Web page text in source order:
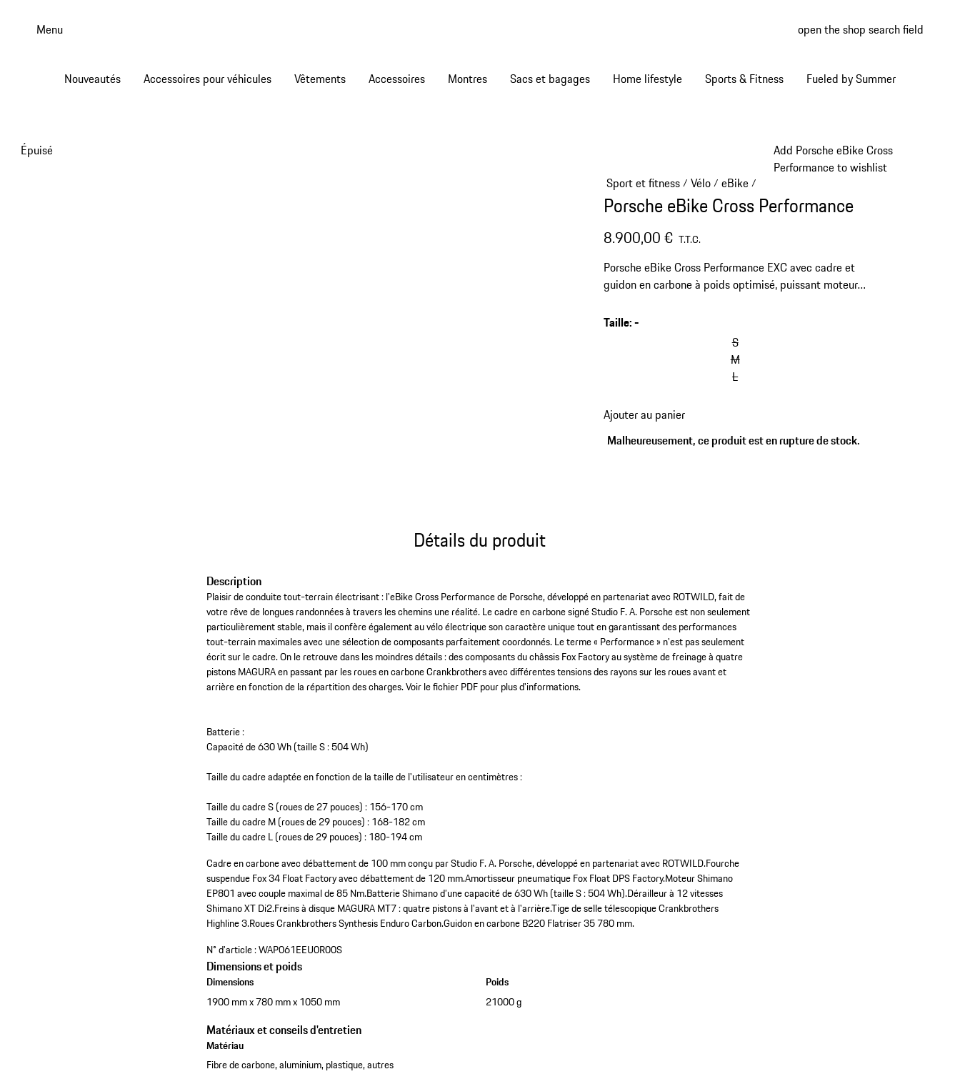
Menu open the shop search field
Nouveautés Accessoires pour véhicules Vêtements Accessoires Montres Sacs et bagages Home lifestyle Sports & Fitness Fueled by Summer
Add Porsche eBike Cross
Performance to wishlist
Épuisé
Sport et fitness/ Vélo/ eBike/
Porsche eBike Cross Performance
8.900,00 € T.T.C.
Porsche eBike Cross Performance EXC avec cadre et
guidon en carbone à poids optimisé, puissant moteur
Développé en coopération avec ROTWILD, design du
cadre signé Studio F. A. Porsche. Les spécifications du
produit peuvent différer de l'illustration.
Taille:-
S
M
L
Ajouter au panier
Malheureusement, ce produit est en rupture de stock.
Détails du produit
Description
Plaisir de conduite tout-terrain électrisant : l'eBike Cross Performance de Porsche, développé en partenariat avec ROTWILD, fait de
votre rêve de longues randonnées à travers les chemins une réalité. Le cadre en carbone signé Studio F. A. Porsche est non seulement
particulièrement stable, mais il confère également au vélo électrique son caractère unique tout en garantissant des performances
tout-terrain maximales avec une sélection de composants parfaitement coordonnés. Le terme « Performance » n'est pas seulement
écrit sur le cadre. On le retrouve dans les moindres détails : des composants du châssis Fox Factory au système de freinage à quatre
pistons MAGURA en passant par les roues en carbone Crankbrothers avec différentes tensions des rayons sur les roues avant et
arrière en fonction de la répartition des charges. Voir le fichier PDF pour plus d'informations.
Batterie :
Capacité de 630 Wh (taille S : 504 Wh)
Taille du cadre adaptée en fonction de la taille de l'utilisateur en centimètres :
Taille du cadre S (roues de 27 pouces) : 156-170 cm
Taille du cadre M (roues de 29 pouces) : 168-182 cm
Taille du cadre L (roues de 29 pouces) : 180-194 cm
Cadre en carbone avec débattement de 100 mm conçu par Studio F. A. Porsche, développé en partenariat avec ROTWILD.Fourche
suspendue Fox 34 Float Factory avec débattement de 120 mm.Amortisseur pneumatique Fox Float DPS Factory.Moteur Shimano
EP801 avec couple maximal de 85 Nm.Batterie Shimano d’une capacité de 630 Wh (taille S : 504 Wh).Dérailleur à 12 vitesses
Shimano XT Di2.Freins à disque MAGURA MT7 : quatre pistons à l'avant et à l'arrière.Tige de selle télescopique Crankbrothers
Highline 3.Roues Crankbrothers Synthesis Enduro Carbon.Guidon en carbone B220 Flatriser 35 780 mm.
N° d'article :WAP061EEU0R00S
Dimensions et poids
Dimensions
1900 mm x 780 mm x 1050 mm
Poids
21000 g
Matériaux et conseils d'entretien
Matériau
Fibre de carbone, aluminium, plastique, autres